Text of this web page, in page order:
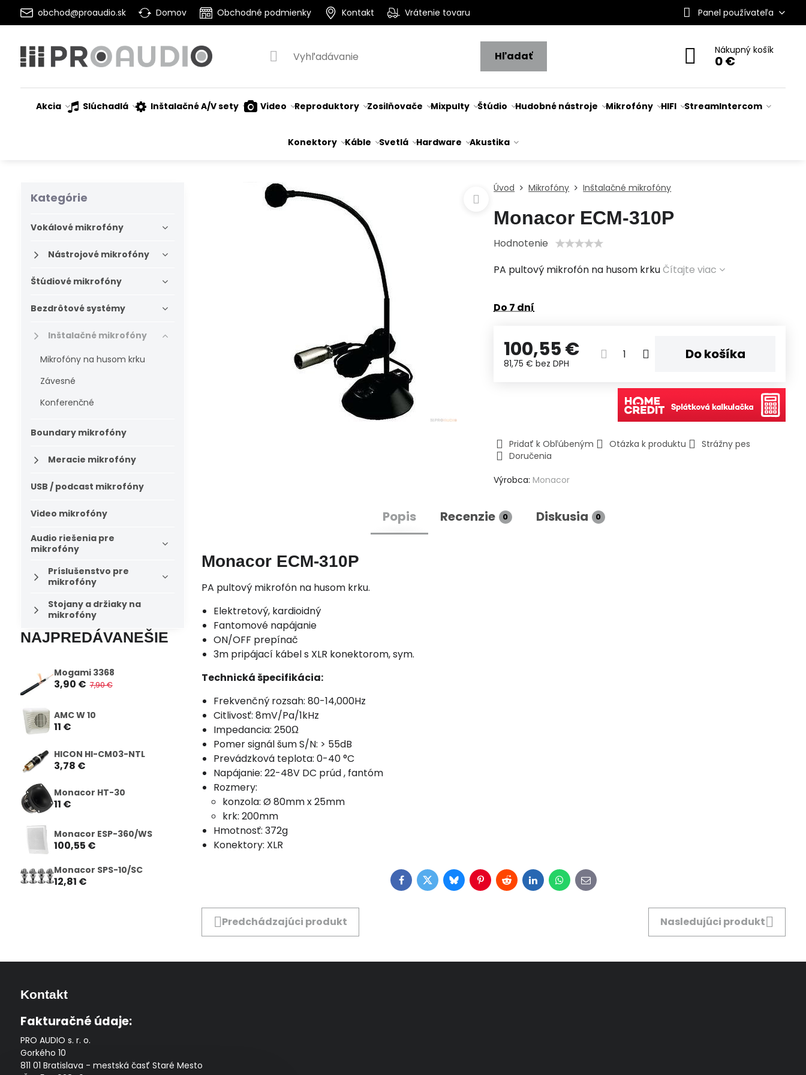
obchod@proaudio.sk Domov Obchodné podmienky Kontakt Vrátenie tovaru Panel používateľa
Hľadať Nákupný košík
0 €
Akcia Slúchadlá Inštalačné A/V sety Video Reproduktory Zosilňovače Mixpulty Štúdio Hudobné nástroje Mikrofóny HIFI StreamIntercom
Konektory Káble Svetlá Hardware Akustika
Úvod Mikrofóny Inštalačné mikrofóny
Monacor ECM-310P
Hodnotenie
PA pultový mikrofón na husom krkuČítajte viac
Do 7 dní
100,55 €
81,75 €bez DPH
Do košíka
Pridať k Obľúbeným Otázka k produktu
Strážny pes
Doručenia
Výrobca: Monacor
Popis Recenzie 0 Diskusia 0
Monacor ECM-310P
PA pultový mikrofón na husom krku.
Elektretový, kardioidný
Fantomové napájanie
ON/OFF prepínač
3m pripájací kábel s XLR konektorom, sym.
Technická špecifikácia:
Frekvenčný rozsah: 80-14,000Hz
Citlivosť: 8mV/Pa/1kHz
Impedancia: 250Ω
Pomer signál šum S/N: > 55dB
Prevádzková teplota: 0-40 °C
Napájanie: 22-48V DC prúd , fantóm
Rozmery:
konzola: Ø 80mm x 25mm
krk: 200mm
Hmotnosť: 372g
Konektory: XLR
Facebook
TwitterBlueskyPinterest
RedditLinkedInWhatsApp
E-
mail
Predchádzajúci produkt Nasledujúci produkt
Kategórie
Vokálové mikrofóny
Nástrojové mikrofóny
Štúdiové mikrofóny
Bezdrôtové systémy
Inštalačné mikrofóny
Mikrofóny na husom krku
Závesné
Konferenčné
Boundary mikrofóny
Meracie mikrofóny
USB / podcast mikrofóny
Video mikrofóny
Audio riešenia pre
mikrofóny
Príslušenstvo pre
mikrofóny
Stojany a držiaky na
mikrofóny
NAJPREDÁVANEŠIE
Mogami 3368
3,90 € 7,90 €
AMC W 10
11 €
HICON HI-CM03-NTL
3,78 €
Monacor HT-30
11 €
Monacor ESP-360/WS
100,55 €
Monacor SPS-10/SC
12,81 €
Kontakt
Fakturačné údaje:
PRO AUDIO s. r. o.
Gorkého 10
811 01 Bratislava - mestská časť Staré Mesto